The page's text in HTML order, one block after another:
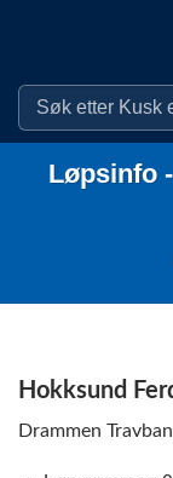
Løpsinfo
Hokksund
Drammen